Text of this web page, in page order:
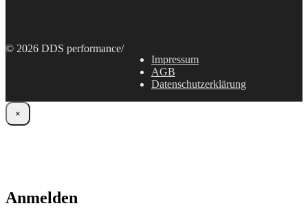
© 2026 DDS performance/
Impressum
AGB
Datenschutzerklärung
×
Anmelden